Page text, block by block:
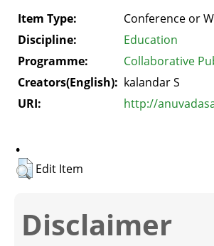
Item Type:
Conference or
Discipline:
Education
Programme:
Collaborative
Creators(English): kalandar S
URI:
http://
.
Edit Item
Disclaimer